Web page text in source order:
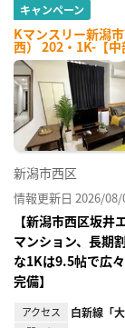
キャンペーン
Kマンスリー新潟
西） 202・1K-【
新潟市西区
情報更新日 2026/08/
【新潟市西区坂
マンション、長期
な1Kは9.5帖で広
完備】
アクセス 白新線「大